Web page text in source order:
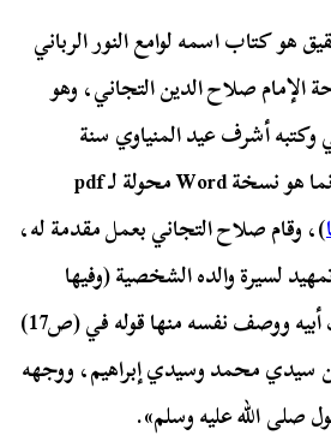
هو كتاب اسمه لوامع النور الرباني
الإمام صلاح الدين التجاني، وهو
وكتبه أشرف عيد المنياوي سنة
2009م، وليس مطبوعًا وإنما هو نسخة Word محولة لـ pdf
)، وقام صلاح التجاني بعمل مقدمة له،
لسيرة والده الشخصية (وفيها
مبالغات كثيرة في وصف أبيه ووصف نفسه منها قوله في (ص17)
سيدي محمد وسيدي إبراهيم، ووجهه
صلى الله عليه وسلم».